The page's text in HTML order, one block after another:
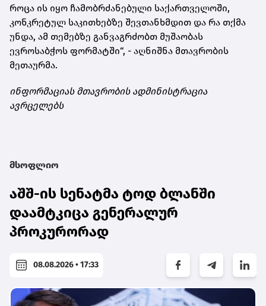
როცა ის იყო ჩამობრძანებული საქართველოში,
კონკრეტულ საკითხებზე შევთანხმდით და რა თქმა
უნდა, ამ თემებზე განვაგრძობთ მუშაობას
ევროსაბჭოს ფორმატში“, - აღნიშნა მთავრობის
მეთაურმა.
ინფორმაციას მთავრობის ადმინისტრაცია
ავრცელებს
მსოფლიო
აშშ-ის სენატმა ტოდ ბლანში
დაამტკიცა გენერალურ
პროკურორად
08.08.2026 • 17:33